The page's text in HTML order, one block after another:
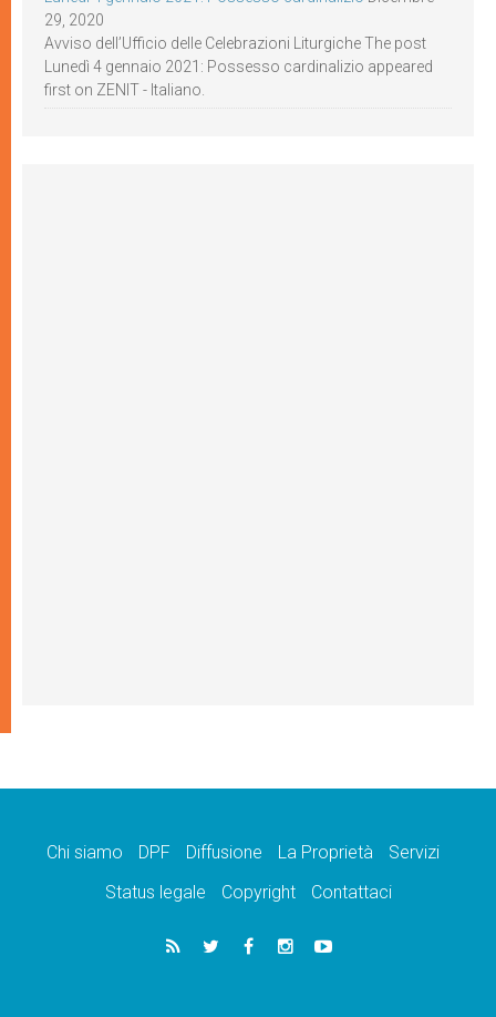
29, 2020
Avviso dell’Ufficio delle Celebrazioni Liturgiche The post
Lunedì 4 gennaio 2021: Possesso cardinalizio appeared
first on ZENIT - Italiano.
Chi siamo DPF Diffusione La Proprietà
Servizi
Status legale
Copyright Contattaci